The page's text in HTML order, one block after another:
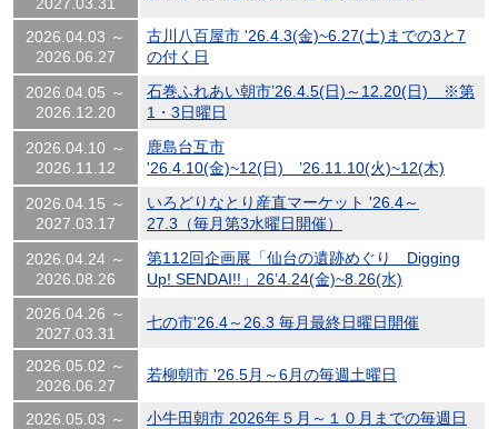
2026.04.03 ～
2026.06.27
古川八百屋市 '26.4.3(金)~6.27(土)までの3と7
の付く日
2026.04.05 ～
2026.12.20
石巻ふれあい朝市’26.4.5(日)～12.20(日) ※第
1・3日曜日
2026.04.10 ～
2026.11.12
鹿島台互市
'26.4.10(金)~12(日) ’26.11.10(火)~12(木)
2026.04.15 ～
2027.03.17
いろどりなとり産直マーケット '26.4～
27.3（毎月第3水曜日開催）
2026.04.24 ～
2026.08.26
第112回企画展「仙台の遺跡めぐり Digging
Up! SENDAI!!」26’4.24(金)~8.26(水)
2026.04.26 ～
2027.03.31
七の市'26.4～26.3 毎月最終日曜日開催
2026.05.02 ～
2026.06.27
若柳朝市 '26.5月～6月の毎週土曜日
2026.05.03 ～
小牛田朝市 2026年５月～１０月までの毎週日